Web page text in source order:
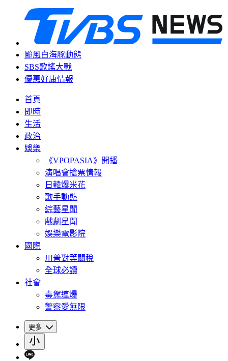
颱風白海豚動態
SBS歌謠大戰
優惠好康情報
首頁
即時
生活
政治
娛樂
《VPOPASIA》開播
演唱會搶票情報
日韓爆米花
歌手動態
綜藝星聞
戲劇星聞
娛樂電影院
國際
川普對等關稅
全球必讀
社會
毒駕連爆
警察愛無限
更多